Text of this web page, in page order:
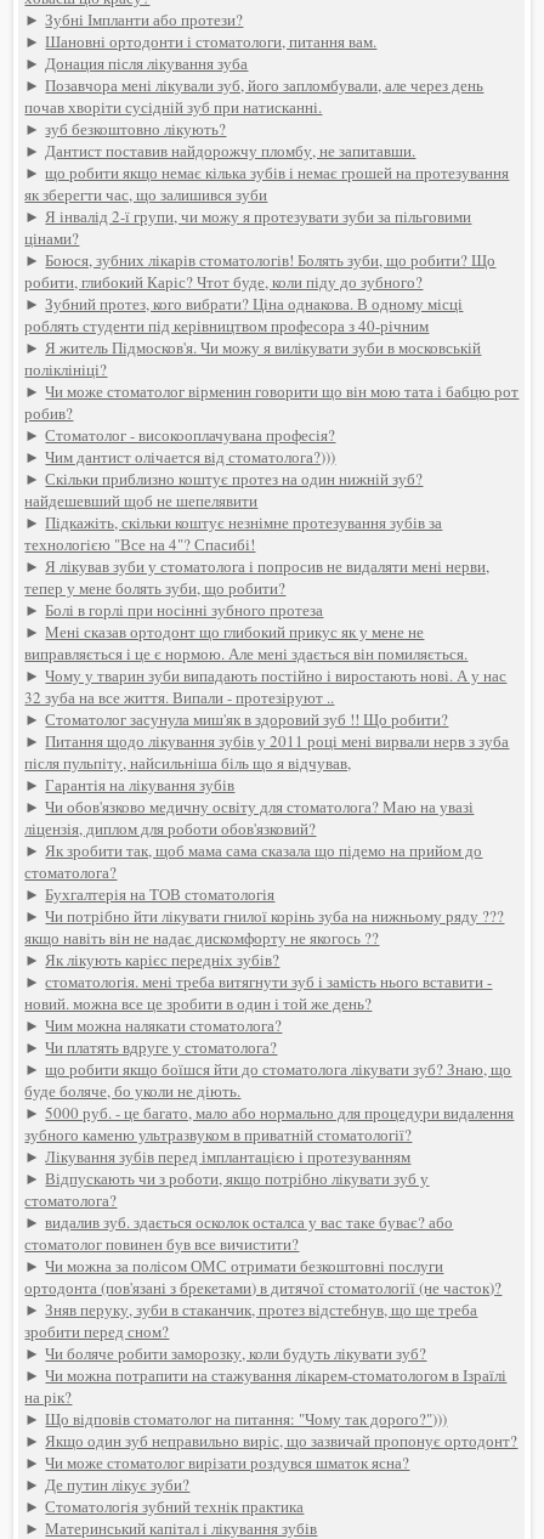
►Зубні Імпланти або протези?
►Шановні ортодонти і стоматологи, питання вам.
►Донация після лікування зуба
►Позавчора мені лікували зуб, його запломбували, але через день
почав хворіти сусідній зуб при натисканні.
►зуб безкоштовно лікують?
►Дантист поставив найдорожчу пломбу, не запитавши.
►що робити якщо немає кілька зубів і немає грошей на протезування
як зберегти час, що залишився зуби
►Я інвалід 2-ї групи, чи можу я протезувати зуби за пільговими
цінами?
►Боюся, зубних лікарів стоматологів! Болять зуби, що робити? Що
робити, глибокий Каріс? Чтот буде, коли піду до зубного?
►Зубний протез, кого вибрати? Ціна однакова. В одному місці
роблять студенти під керівництвом професора з 40-річним
►Я житель Підмосков'я. Чи можу я вилікувати зуби в московській
поліклініці?
►Чи може стоматолог вірменин говорити що він мою тата і бабцю рот
робив?
►Стоматолог - високооплачувана професія?
►Чим дантист олічается від стоматолога?)))
►Скільки приблизно коштує протез на один нижній зуб?
найдешевший щоб не шепелявити
►Підкажіть, скільки коштує незнімне протезування зубів за
технологією "Все на 4"? Спасибі!
►Я лікував зуби у стоматолога і попросив не видаляти мені нерви,
тепер у мене болять зуби, що робити?
►Болі в горлі при носінні зубного протеза
►Мені сказав ортодонт що глибокий прикус як у мене не
виправляється і це є нормою. Але мені здається він помиляється.
►Чому у тварин зуби випадають постійно і виростають нові. А у нас
32 зуба на все життя. Випали - протезіруют ..
►Стоматолог засунула миш'як в здоровий зуб !! Що робити?
►Питання щодо лікування зубів у 2011 році мені вирвали нерв з зуба
після пульпіту, найсильніша біль що я відчував,
►Гарантія на лікування зубів
►Чи обов'язково медичну освіту для стоматолога? Маю на увазі
ліцензія, диплом для роботи обов'язковий?
►Як зробити так, щоб мама сама сказала що підемо на прийом до
стоматолога?
►Бухгалтерія на ТОВ стоматологія
►Чи потрібно йти лікувати гнилої корінь зуба на нижньому ряду ???
якщо навіть він не надає дискомфорту не якогось ??
►Як лікують карієс передніх зубів?
►стоматологія. мені треба витягнути зуб і замість нього вставити -
новий. можна все це зробити в один і той же день?
►Чим можна налякати стоматолога?
►Чи платять вдруге у стоматолога?
►що робити якщо боїшся йти до стоматолога лікувати зуб? Знаю, що
буде боляче, бо уколи не діють.
►5000 руб. - це багато, мало або нормально для процедури видалення
зубного каменю ультразвуком в приватній стоматології?
►Лікування зубів перед імплантацією і протезуванням
►Відпускають чи з роботи, якщо потрібно лікувати зуб у
стоматолога?
►видалив зуб. здається осколок осталса у вас таке буває? або
стоматолог повинен був все вичистити?
►Чи можна за полісом ОМС отримати безкоштовні послуги
ортодонта (пов'язані з брекетами) в дитячої стоматології (не часток)?
►Зняв перуку, зуби в стаканчик, протез відстебнув, що ще треба
зробити перед сном?
►Чи боляче робити заморозку, коли будуть лікувати зуб?
►Чи можна потрапити на стажування лікарем-стоматологом в Ізраїлі
на рік?
►Що відповів стоматолог на питання: "Чому так дорого?")))
►Якщо один зуб неправильно виріс, що зазвичай пропонує ортодонт?
►Чи може стоматолог вирізати роздувся шматок ясна?
►Де путин лікує зуби?
►Стоматологія зубний технік практика
►Материнський капітал і лікування зубів